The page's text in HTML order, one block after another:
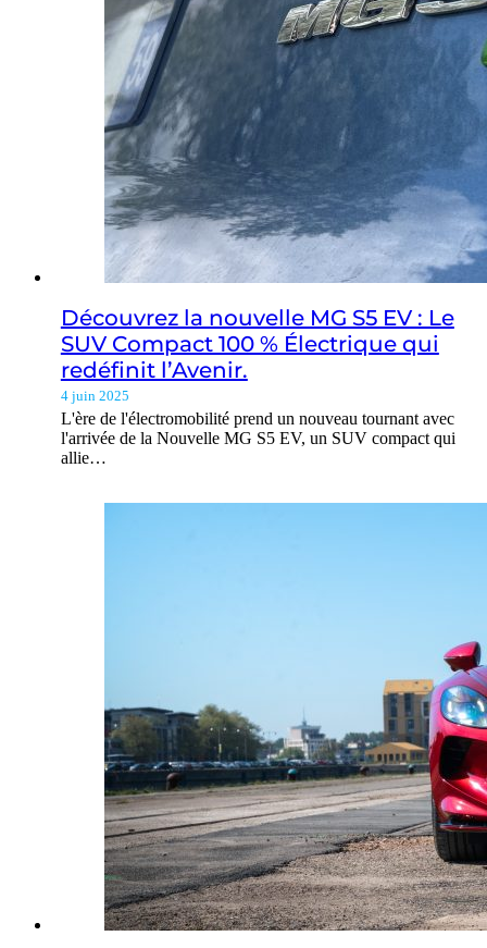
Découvrez la nouvelle MG S5 EV : Le
SUV Compact 100 % Électrique qui
redéfinit l’Avenir.
4 juin 2025
L'ère de l'électromobilité prend un nouveau tournant avec
l'arrivée de la Nouvelle MG S5 EV, un SUV compact qui
allie…